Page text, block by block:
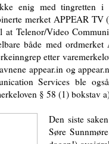
enig med tingretten
merket APPEAR TV
at Telenor/Video
både med
etter
appear.in og
Services ble
§ 58 (1) bokstav
Den siste
Søre